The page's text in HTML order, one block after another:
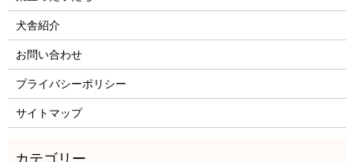
犬舎紹介
お問い合わせ
プライバシーポリシー
サイトマップ